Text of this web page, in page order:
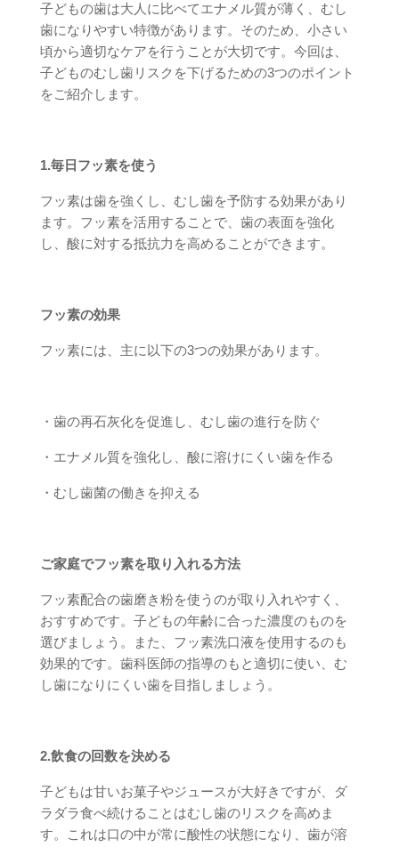
子どもの歯は大人に比べてエナメル質が薄く、むし
歯になりやすい特徴があります。そのため、小さい
頃から適切なケアを行うことが大切です。今回は、
子どものむし歯リスクを下げるための3つのポイント
をご紹介します。
1.毎日フッ素を使う
フッ素は歯を強くし、むし歯を予防する効果があり
ます。フッ素を活用することで、歯の表面を強化
し、酸に対する抵抗力を高めることができます。
フッ素の効果
フッ素には、主に以下の3つの効果があります。
・歯の再石灰化を促進し、むし歯の進行を防ぐ
・エナメル質を強化し、酸に溶けにくい歯を作る
・むし歯菌の働きを抑える
ご家庭でフッ素を取り入れる方法
フッ素配合の歯磨き粉を使うのが取り入れやすく、
おすすめです。子どもの年齢に合った濃度のものを
選びましょう。また、フッ素洗口液を使用するのも
効果的です。歯科医師の指導のもと適切に使い、む
し歯になりにくい歯を目指しましょう。
2.飲食の回数を決める
子どもは甘いお菓子やジュースが大好きですが、ダ
ラダラ食べ続けることはむし歯のリスクを高めま
す。これは口の中が常に酸性の状態になり、歯が溶